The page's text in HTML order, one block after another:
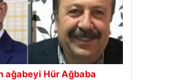
ağabeyi Hür Ağbaba